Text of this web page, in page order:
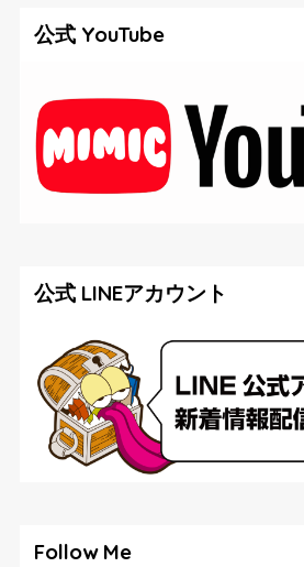
公式 YouTube
公式 LINEアカウント
Follow Me